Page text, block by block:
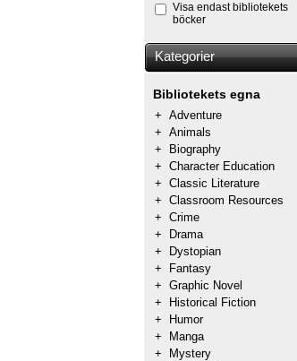
Visa endast bibliotekets
böcker
Kategorier
Bibliotekets egna
+ Adventure
+ Animals
+
Biography
+ Character Education
+ Classic Literature
+ Classroom Resources
+ Crime
+
Drama
+
Dystopian
+
Fantasy
+ Graphic Novel
+
Historical Fiction
+
Humor
+
Manga
+
Mystery